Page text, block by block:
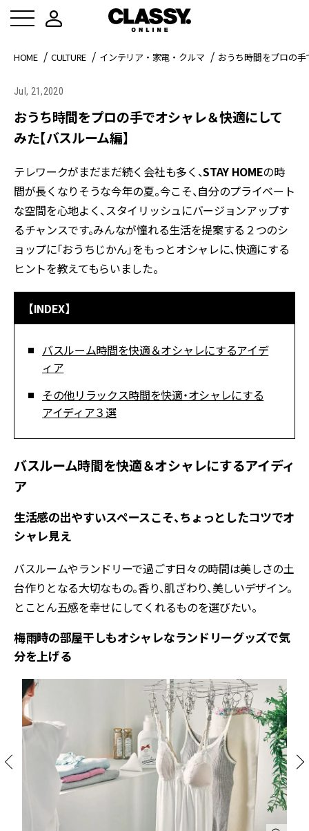
HOME CULTURE インテリア・家電・クルマ おうち時間をプロの
Jul, 21,2020
おうち時間をプロの手でオシャレ＆快適にして
みた【バスルーム編】
テレワークがまだまだ続く会社も多く、STAY HOMEの時
間が長くなりそうな今年の夏。今こそ、自分のプライベート
な空間を心地よく、スタイリッシュにバージョンアップす
るチャンスです。みんなが憧れる生活を提案する２つのシ
ョップに「おうちじかん」をもっとオシャレに、快適にする
ヒントを教えてもらいました。
【INDEX】
バスルーム時間を快適＆オシャレにするアイデ
ィア
その他リラックス時間を快適・オシャレにする
アイディア３選
バスルーム時間を快適＆オシャレにするアイディ
ア
生活感の出やすいスペースこそ、ちょっとしたコツでオ
シャレ見え
バスルームやランドリーで過ごす日々の時間は美しさの土
台作りとなる大切なもの。香り、肌ざわり、美しいデザイン。
とことん五感を幸せにしてくれるものを選びたい。
梅雨時の部屋干しもオシャレなランドリーグッズで気
分を上げる